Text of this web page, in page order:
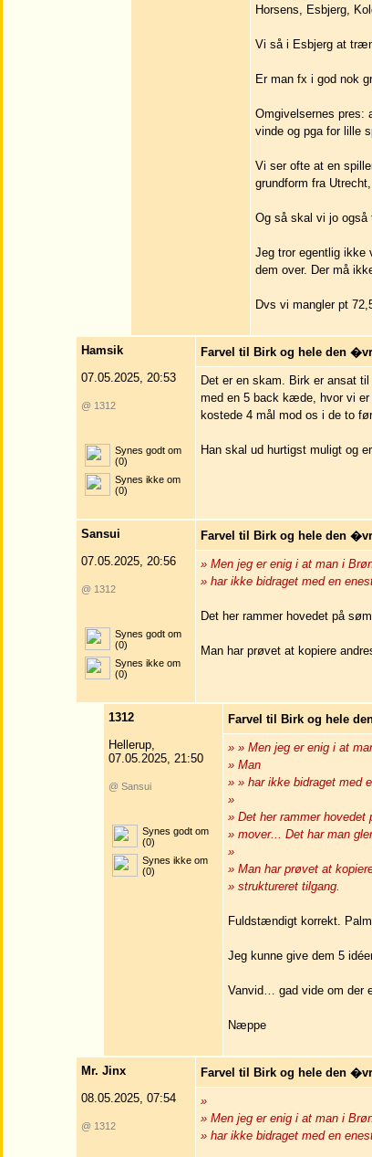
Horsens, Esbjerg,
Vi så i Esbjerg at
Er man fx i god nok
Omgivelsernes pres:
vinde og pga for lille
Vi ser ofte at en
grundform fra
Og så skal vi jo også
Jeg tror egentlig ikke
dem over. Der må
Dvs vi mangler pt
Hamsik
07.05.2025, 20:53
@ 1312
Synes godt om
(0)
Synes ikke om
(0)
Farvel til Birk og hele den
Det er en skam. Birk er ansat
med en 5 back kæde, hvor vi
kostede 4 mål mod os i de to
Han skal ud hurtigst muligt og
Sansui
07.05.2025, 20:56
@ 1312
Synes godt om
(0)
Synes ikke om
(0)
Farvel til Birk og hele den
» Men jeg er enig i at man i
» har ikke bidraget med en
Det her rammer hovedet på
Man har prøvet at kopiere
1312
Hellerup,
07.05.2025, 21:50
@ Sansui
Synes godt om
(0)
Synes ikke om
(0)
Farvel til Birk og hele
» » Men jeg er enig i at
» Man
» » har ikke bidraget med
»
» Det her rammer
» mover... Det har man
»
» Man har prøvet at
» struktureret tilgang.
Fuldstændigt korrekt.
Jeg kunne give dem 5
Vanvid… gad vide om der
Næppe
Mr. Jinx
08.05.2025, 07:54
@ 1312
Farvel til Birk og hele den
»
» Men jeg er enig i at man i
» har ikke bidraget med en